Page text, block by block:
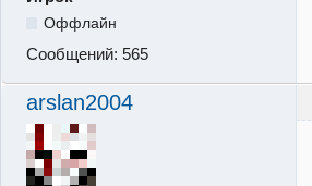
Оффлайн
Сообщений: 565
arslan2004